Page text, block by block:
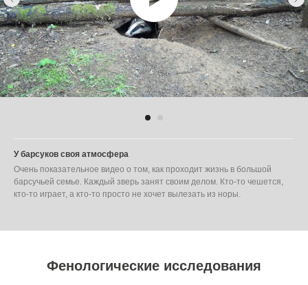
У барсуков своя атмосфера
Очень показательное видео о том, как проходит жизнь в большой
барсучьей семье. Каждый зверь занят своим делом. Кто-то чешется,
кто-то играет, а кто-то просто не хочет вылезать из норы.
Фенологические исследования